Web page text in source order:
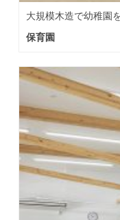
大規模木造で幼稚園
保育園